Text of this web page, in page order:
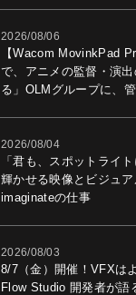
2026/08/06
【Wacom MovinkPad
で、アニメの監督・演
る」OLMグループに、
2026/08/04
「君も、スポットライ
輝かせる映像とビジュア
imaginateの仕事
2026/08/03
8/7（金）開催！VFXは
Flow Studio 開発者が語